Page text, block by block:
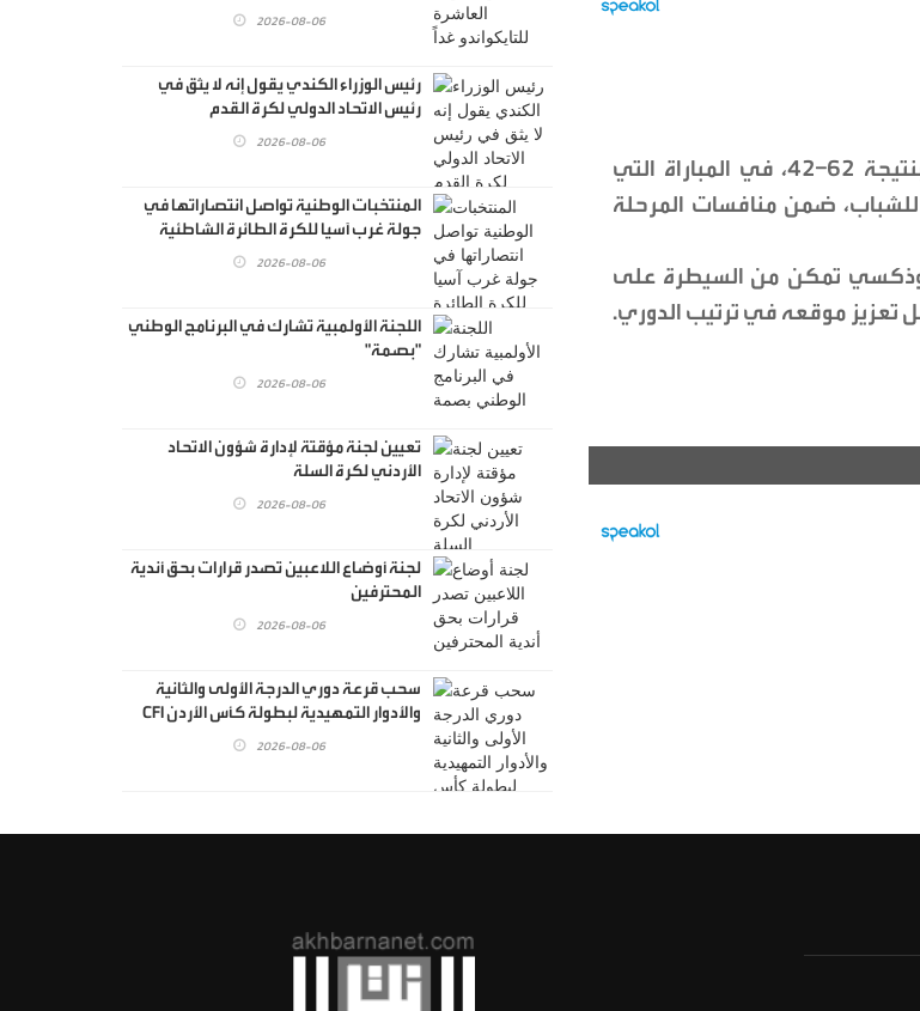
حقق فريق الأرثوذكسي فوزا مهما على فريق المقاولين بنتيجة 62–42، في المباراة التي
ضمن منافسات المرحلة
تمكن من السيطرة على
تعزيز موقعه في ترتيب الدوري.
2026-08-06
رئيس الوزراء الكندي يقول إنه لا يثق في
رئيس الاتحاد الدولي لكرة القدم
2026-08-06
المنتخبات الوطنية تواصل انتصاراتها في
جولة غرب آسيا للكرة الطائرة الشاطئية
2026-08-06
اللجنة الأولمبية تشارك في البرنامج الوطني
"بصمة"
2026-08-06
تعيين لجنة مؤقتة لإدارة شؤون الاتحاد
الأردني لكرة السلة
2026-08-06
لجنة أوضاع اللاعبين تصدر قرارات بحق أندية
المحترفين
2026-08-06
سحب قرعة دوري الدرجة الأولى والثانية
والأدوار التمهيدية لبطولة كأس الأردن CFI
2026-08-06